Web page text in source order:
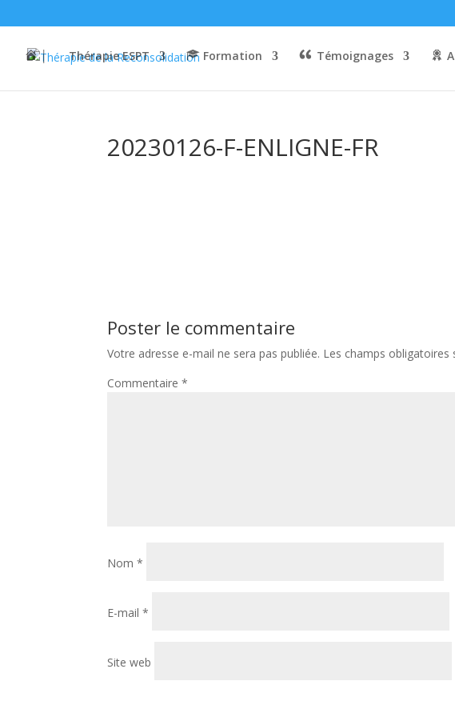
│ Thérapie ESPT Formation Témoignages
20230126-F-ENLIGNE-FR
Poster le commentaire
Votre adresse e-mail ne sera pas publiée. Les champs
Commentaire*
Nom*
E-mail*
Site web